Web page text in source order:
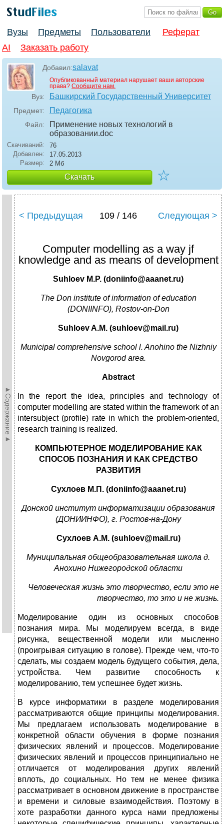
Вузы Предметы Пользователи
Реферат
AI
Заказать работу
Добавил:salavat
Опубликованный материал нарушает ваши авторские
права? Сообщите нам.
Вуз: Башкирский Государственный Университет
Предмет: Педагогика
Файл:
Применение новых технологий в
образовании.doc
Скачиваний:
76
Добавлен:
17.05.2013
Размер:
2 Мб
Скачать ☆
►Содержание►
< Предыдущая 109 / 146 Следующая >
Computer modelling as a way jf
knowledge and as means of development
Suhloev M.P. (doniinfo@aaanet.ru)
The Don institute of information of education
(DONIINFO), Rostov-on-Don
Suhloev A.M. (suhloev@mail.ru)
Municipal comprehensive school l. Anohino the Nizhniy
Novgorod area.
Abstract
In the report the idea, principles and technology of
computer modelling are stated within the framework of an
intersubject (profile) rate in which the problem-oriented,
research training is realized.
КОМПЬЮТЕРНОЕ МОДЕЛИРОВАНИЕ КАК
СПОСОБ ПОЗНАНИЯ И КАК СРЕДСТВО
РАЗВИТИЯ
Сухлоев М.П. (doniinfo@aaanet.ru)
Донской институт информатизации образования
(ДОНИИНФО), г. Ростов-на-Дону
Сухлоев А.М. (suhloev@mail.ru)
Муниципальная общеобразовательная школа д.
Анохино Нижегородской области
Человеческая жизнь это творчество, если это не
творчество, то это и не жизнь.
Моделирование один из основных способов
познания мира. Мы моделируем всегда, в виде
рисунка, вещественной модели или мысленно
(проигрывая ситуацию в голове). Прежде чем, что-то
сделать, мы создаем модель будущего события, дела,
устройства. Чем развитие способность к
моделированию, тем успешнее будет жизнь.
В курсе информатики в разделе моделирования
рассматриваются общие принципы моделирования.
Мы предлагаем использовать моделирование в
конкретной области обучения в форме познания
физических явлений и процессов. Моделирование
физических явлений и процессов принципиально не
отличается от моделирования других явлений
вплоть, до социальных. Но тем не менее физика
рассматривает в основном движение в пространстве
и времени и силовые взаимодействия. Поэтому в
хоте разработки данного курса нами предложены